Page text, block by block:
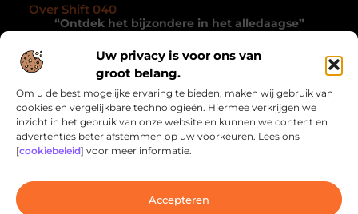
Uw privacy is voor ons van
groot belang.
Om u de best mogelijke ervaring te bieden, maken wij gebruik van
cookies en vergelijkbare technologieën. Hiermee verkrijgen we
inzicht in het gebruik van onze website en kunnen we content en
advertenties beter afstemmen op uw voorkeuren. Lees ons
[cookiebeleid] voor meer informatie.
Accepteren
Over Shift 040
“Ontdek het bijzondere in het alledaagse”
Shift040.nl nodigt je uit om met andere ogen te
kijken. Een collectie blogs die je inspireren, verrassen
en de magie van het dagelijkse leven onthullen.
Onze informatie